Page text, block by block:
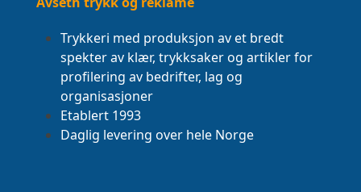
Trykkeri med produksjon av et bredt
spekter av klær, trykksaker og artikler for
profilering av bedrifter, lag og
organisasjoner
Etablert 1993
Daglig levering over hele Norge